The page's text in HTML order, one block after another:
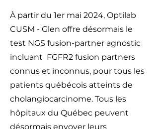
À partir du 1er mai 2024, Optilab
CUSM - Glen offre désormais le
test NGS fusion-partner agnostic
incluant FGFR2 fusion partners
connus et inconnus, pour tous les
patients québécois atteints de
cholangiocarcinome. Tous les
hôpitaux du Québec peuvent
désormais envoyer leurs